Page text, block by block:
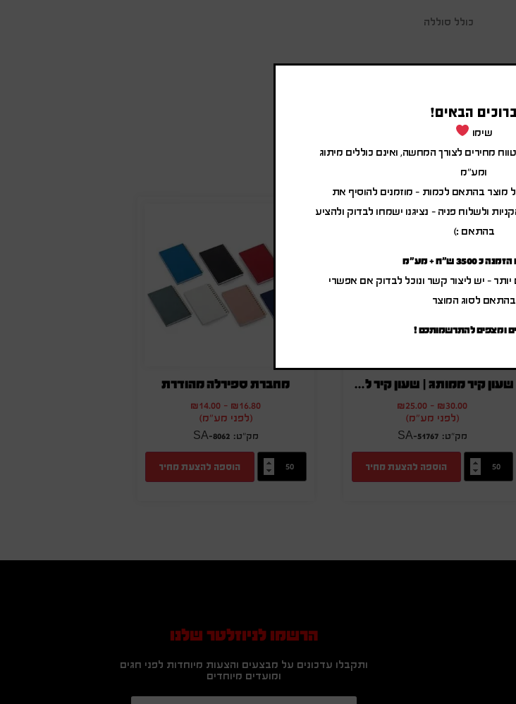
כולל סוללה
שעון קיר ממותג | שעון קיר לפרסום
₪30.00
-
₪25.00
(לפני מע"מ)
SA-51767
הוספה להצעת מחיר
מחברת ספירלה מהודרת
₪16.80
-
₪14.00
(לפני מע"מ)
SA-8062
הוספה להצעת מחיר
הרשמו לניוזלטר שלנו
ותקבלו עדכונים על מבצעים והצעות מיוחדות לפני חגים
ומועדים מיוחדים
ברוכים הבאים!
שימו
מחירים לצורך המחשה, ואינם כוללים מיתוג
ומע"מ
מוצר בהתאם לכמות – מוזמנים להוסיף את
ולשלוח פניה – נציגנו ישמחו לבדוק ולהציע
בהתאם :)
כ 3500 ש"ח + מע"מ
יותר – יש ליצור קשר ונוכל לבדוק אם אפשרי
בהתאם לסוג המוצר
ומצפים להתרשמותכם !